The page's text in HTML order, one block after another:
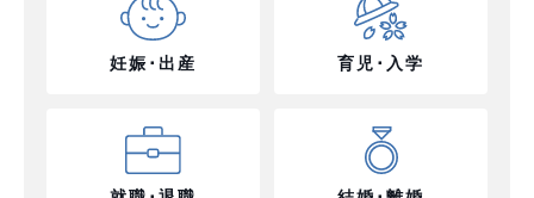
妊娠･出産 育児･入学